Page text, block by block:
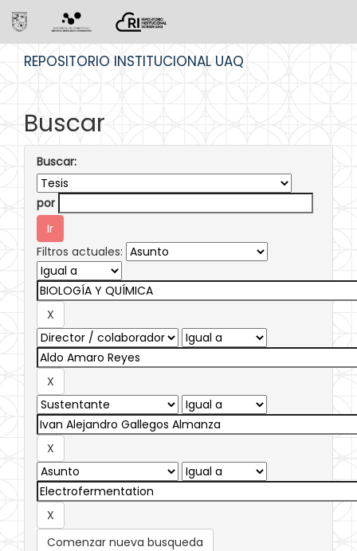
REPOSITORIO INSTITUCIONAL UAQ
Buscar
Buscar:
por
Filtros actuales:
Comenzar nueva busqueda